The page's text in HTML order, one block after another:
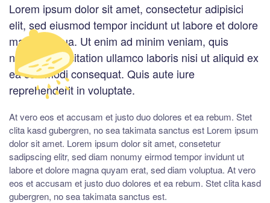
Lorem ipsum dolor sit amet, consectetur adipisici
elit, sed eiusmod tempor incidunt ut labore et dolore
magna aliqua. Ut enim ad minim veniam, quis
nostrud exercitation ullamco laboris nisi ut aliquid ex
ea commodi consequat. Quis aute iure
reprehenderit in voluptate.
At vero eos et accusam et justo duo dolores et ea rebum. Stet
clita kasd gubergren, no sea takimata sanctus est Lorem ipsum
dolor sit amet. Lorem ipsum dolor sit amet, consetetur
sadipscing elitr, sed diam nonumy eirmod tempor invidunt ut
labore et dolore magna quyam erat, sed diam voluptua. At vero
eos et accusam et justo duo dolores et ea rebum. Stet clita kasd
gubergren, no sea takimata sanctus est.